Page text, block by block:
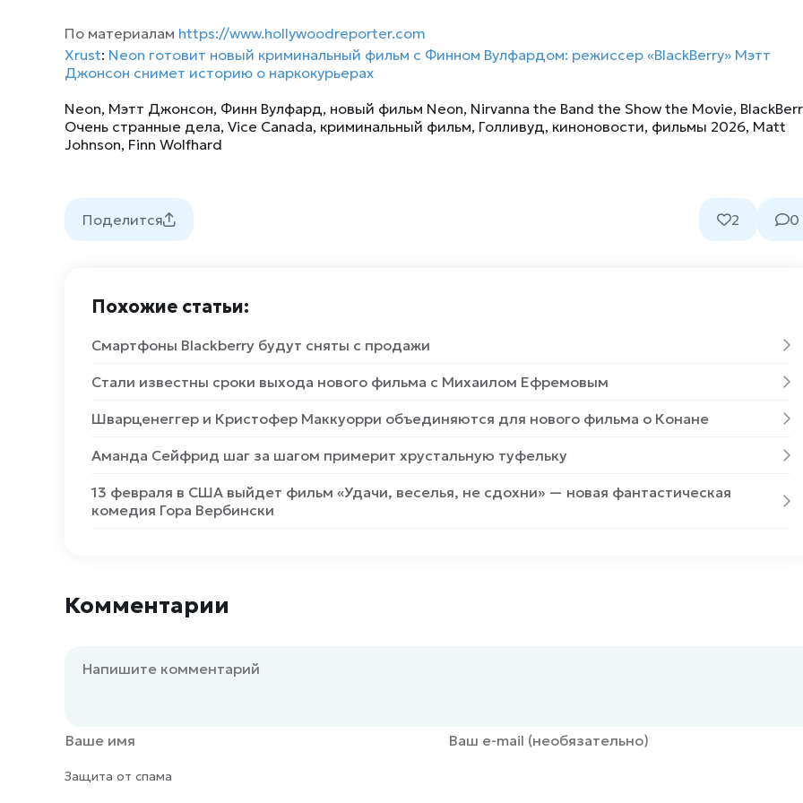
По материалам https://www.hollywoodreporter.com
Xrust: Neon готовит новый криминальный фильм с Финном Вулфардом: режиссер «BlackBerry» Мэтт
Джонсон снимет историю о наркокурьерах
Neon, Мэтт Джонсон, Финн Вулфард, новый фильм Neon, Nirvanna the Band the Show the Movie,
Очень странные дела, Vice Canada, криминальный фильм, Голливуд, киноновости, фильмы 2026, Matt
Johnson, Finn Wolfhard
Поделится 2 0
Похожие статьи:
Смартфоны Blackberry будут сняты с продажи
Стали известны сроки выхода нового фильма с Михаилом Ефремовым
Шварценеггер и Кристофер Маккуорри объединяются для нового фильма о Конане
Аманда Сейфрид шаг за шагом примерит хрустальную туфельку
13 февраля в США выйдет фильм «Удачи, веселья, не сдохни» — новая фантастическая
комедия Гора Вербински
Комментарии
Защита от спама